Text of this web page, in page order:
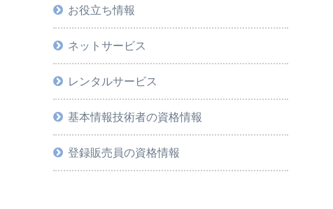
お役立ち情報
ネットサービス
レンタルサービス
基本情報技術者の資格情報
登録販売員の資格情報